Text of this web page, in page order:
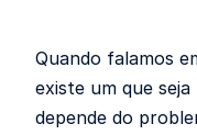
Quando falamos
existe um que
depende do